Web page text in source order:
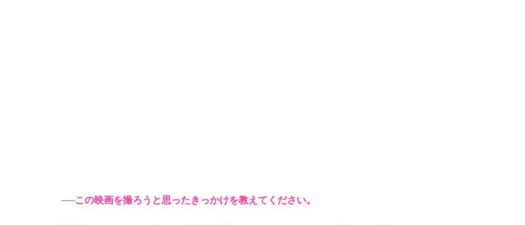
──この映画を撮ろうと思ったきっかけを教えてください。